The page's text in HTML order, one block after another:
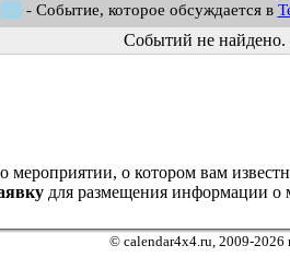
- Событие, которое обсуждается в
Событий не найдено.
о котором вам
для размещения информации о
© calendar4x4.ru, 2009-2026